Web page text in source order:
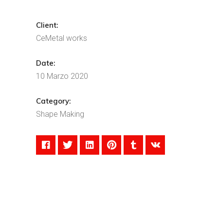
Client:
CeMetal works
Date:
10 Marzo 2020
Category:
Shape Making